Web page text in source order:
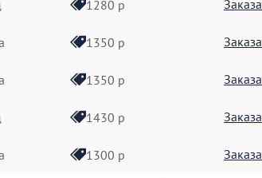
1280 р
1350 р
1350 р
1430 р
1300 р